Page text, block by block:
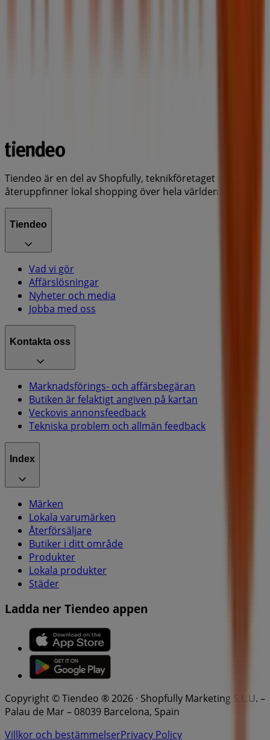
Tiendeo är en del av Shopfully, teknikföretaget som
återuppfinner lokal shopping över hela världen.
Tiendeo
Vad vi gör
Affärslösningar
Nyheter och media
Jobba med oss
Kontakta oss
Marknadsförings- och affärsbegäran
Butiken är felaktigt angiven på kartan
Veckovis annonsfeedback
Tekniska problem och allmän feedback
Index
Märken
Lokala varumärken
Återförsäljare
Butiker i ditt område
Produkter
Lokala produkter
Städer
Ladda ner Tiendeo appen
Copyright © Tiendeo ® 2026 · Shopfully Marketing S.L.U. –
Palau de Mar – 08039 Barcelona, Spain
Villkor och bestämmelserPrivacy Policy